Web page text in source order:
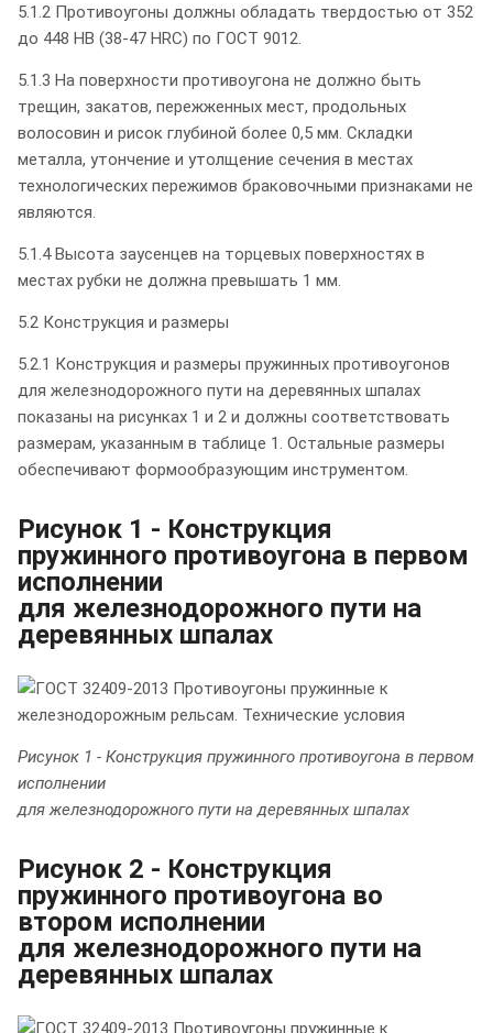
5.1.2 Противоугоны должны обладать твердостью от 352
до 448 НВ (38-47 HRC) по ГОСТ 9012.
5.1.3 На поверхности противоугона не должно быть
трещин, закатов, пережженных мест, продольных
волосовин и рисок глубиной более 0,5 мм. Складки
металла, утончение и утолщение сечения в местах
технологических пережимов браковочными признаками не
являются.
5.1.4 Высота заусенцев на торцевых поверхностях в
местах рубки не должна превышать 1 мм.
5.2 Конструкция и размеры
5.2.1 Конструкция и размеры пружинных противоугонов
для железнодорожного пути на деревянных шпалах
показаны на рисунках 1 и 2 и должны соответствовать
размерам, указанным в таблице 1. Остальные размеры
обеспечивают формообразующим инструментом.
Рисунок 1 - Конструкция
пружинного противоугона в первом
исполнении
для железнодорожного пути на
деревянных шпалах
Рисунок 1 - Конструкция пружинного противоугона в первом
исполнении
для железнодорожного пути на деревянных шпалах
Рисунок 2 - Конструкция
пружинного противоугона во
втором исполнении
для железнодорожного пути на
деревянных шпалах